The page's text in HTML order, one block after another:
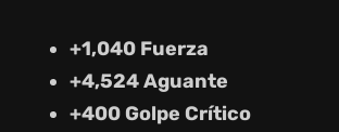
+1,040 Fuerza
+4,524 Aguante
+400 Golpe Crítico